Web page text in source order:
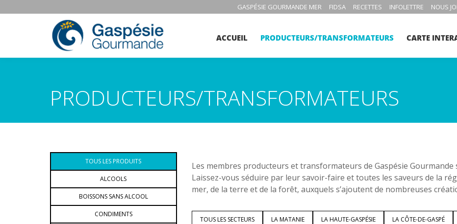
GASPÉSIE GOURMANDE MER FIDSA RECETTES INFOLETTRE NOUS
ACCUEIL PRODUCTEURS/TRANSFORMATEURS CARTE
PRODUCTEURS/TRANSFORMATEURS
TOUS LES PRODUITS
ALCOOLS
BOISSONS SANS ALCOOL
CONDIMENTS
Les membres producteurs et transformateurs de Gaspésie
Laissez-vous séduire par leur savoir-faire et toutes les saveurs de la
mer, de la terre et de la forêt, auxquels s’ajoutent de nombreuses
TOUS LES SECTEURS LA MATANIE LA HAUTE-GASPÉSIE LA CÔTE-DE-GASPÉ